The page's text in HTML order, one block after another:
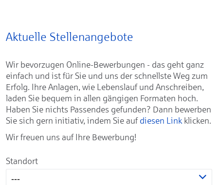
Aktuelle Stellenangebote
Wir bevorzugen Online-Bewerbungen - das geht ganz
einfach und ist für Sie und uns der schnellste Weg zum
Erfolg. Ihre Anlagen, wie Lebenslauf und Anschreiben,
laden Sie bequem in allen gängigen Formaten hoch.
Haben Sie nichts Passendes gefunden? Dann bewerben
Sie sich gern initiativ, indem Sie auf diesen Linkklicken.
Wir freuen uns auf Ihre Bewerbung!
Standort
---